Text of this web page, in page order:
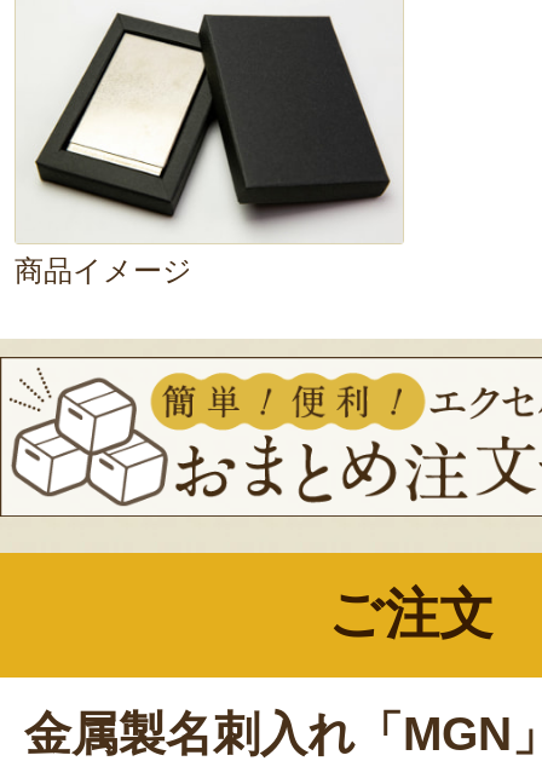
細かい工夫がたくさん！
でした。
商品イメージ
ご注文
金属製名刺入れ「MGN